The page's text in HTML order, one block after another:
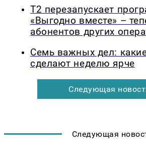
Т2 перезапускает
«Выгодно вместе» –
абонентов других
Семь важных дел:
сделают неделю ярче
Следующая
Следующая